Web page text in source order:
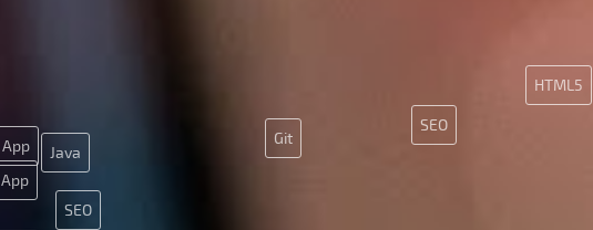
HTML5
SEO
Java
App
SEO
Git
App